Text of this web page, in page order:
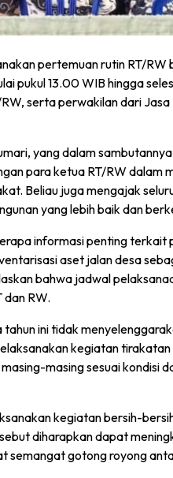
pertemuan rutin RT/
pukul 13.00 WIB hingga
serta perwakilan dari
yang dalam
para ketua RT/RW dalam
Beliau juga mengajak
yang lebih baik dan
informasi penting terkait
aset jalan desa
bahwa jadwal
RW.
ini tidak
kegiatan
masing sesuai kondisi
kegiatan bersih-
diharapkan dapat
semangat gotong royong